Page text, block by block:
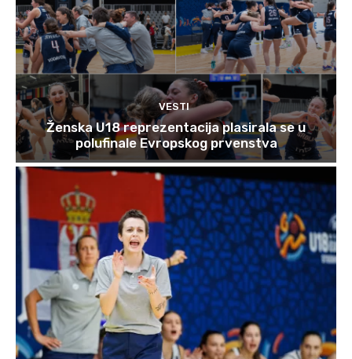
VESTI
Ženska U18 reprezentacija plasirala se u
polufinale Evropskog prvenstva